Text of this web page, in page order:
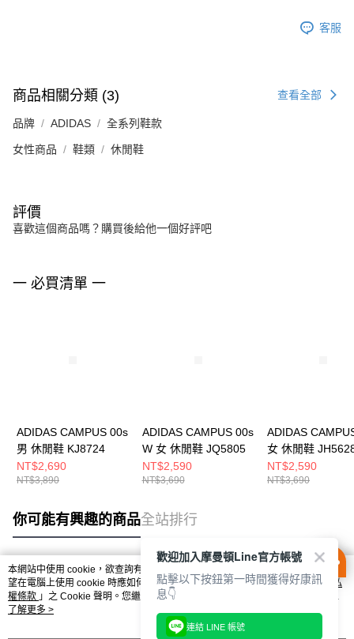
客服
商品相關分類 (3) 查看全部
品牌 ADIDAS 全系列鞋款
女性商品 鞋類 休閒鞋
評價
喜歡這個商品嗎？購買後給他一個好評吧
一 必買清單 一
ADIDAS CAMPUS 00s
男 休閒鞋 KJ8724
NT$2,690
NT$3,890
ADIDAS CAMPUS 00s
W 女 休閒鞋 JQ5805
NT$2,590
NT$3,690
ADIDAS
女 休閒鞋
NT$2,590
NT$3,690
你可能有興趣的商品全站排行
熱門標籤
本網站中使用 cookie，欲查詢有關本網站使用 cookie 方式之詳情，及若您不希
望在電腦上使用 cookie 時應如何變更電腦的 cookie 設定，請參閱本網站「
隱私
權條款 」之 Cookie 聲明。您繼續使用本網站即表示您同意本公司得按本網站使
用條款之 Cookie 聲明使用 cookie。
了解更多 >
歡迎加入摩曼頓Line官方帳號
點擊以下按鈕第一時間獲得好康訊
息👇
連結 LINE 帳號